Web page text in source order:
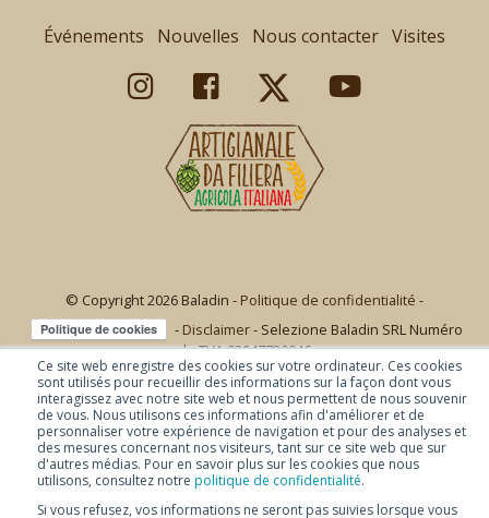
Ce site web enregistre des cookies sur votre ordinateur. Ces cookies
sont utilisés pour recueillir des informations sur la façon dont vous
interagissez avec notre site web et nous permettent de nous souvenir
de vous. Nous utilisons ces informations afin d'améliorer et de
personnaliser votre expérience de navigation et pour des analyses et
des mesures concernant nos visiteurs, tant sur ce site web que sur
d'autres médias. Pour en savoir plus sur les cookies que nous
utilisons, consultez notre politique de confidentialité.
Si vous refusez, vos informations ne seront pas suivies lorsque vous
Événements Nouvelles Nous contacter Visites
© Copyright 2026 Baladin - Politique de confidentialité -
- Disclaimer- Selezione Baladin SRL Numéro
de TVA 02947730046